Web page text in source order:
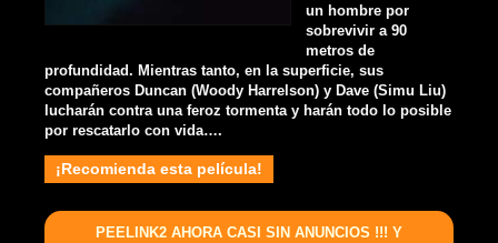
un hombre por
sobrevivir a 90
metros de
profundidad. Mientras tanto, en la superficie, sus
compañeros Duncan (Woody Harrelson) y Dave (Simu Liu)
lucharán contra una feroz tormenta y harán todo lo posible
por rescatarlo con vida….
¡Recomienda esta película!
PEELINK2 AHORA CASI SIN ANUNCIOS !!! Y